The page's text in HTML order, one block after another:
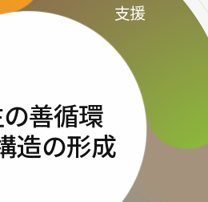
善循環
造の形成
支援